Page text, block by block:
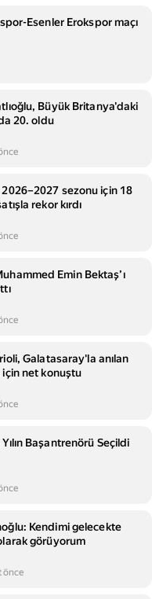
Esenler Erokspor maçı
Büyük Britanya'daki
20. oldu
sezonu için 18
rekor kırdı
Emin Bektaş’ı
Galatasaray'la anılan
için net konuştu
Başantrenörü Seçildi
Kendimi gelecekte
görüyorum
önce